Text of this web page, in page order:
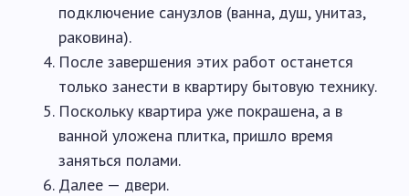
подключение санузлов (ванна, душ, унитаз,
раковина).
После завершения этих работ останется
только занести в квартиру бытовую технику.
Поскольку квартира уже покрашена, а в
ванной уложена плитка, пришло время
заняться полами.
Далее — двери.